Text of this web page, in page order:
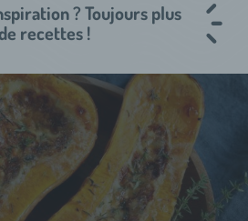
? Toujours plus
recettes !